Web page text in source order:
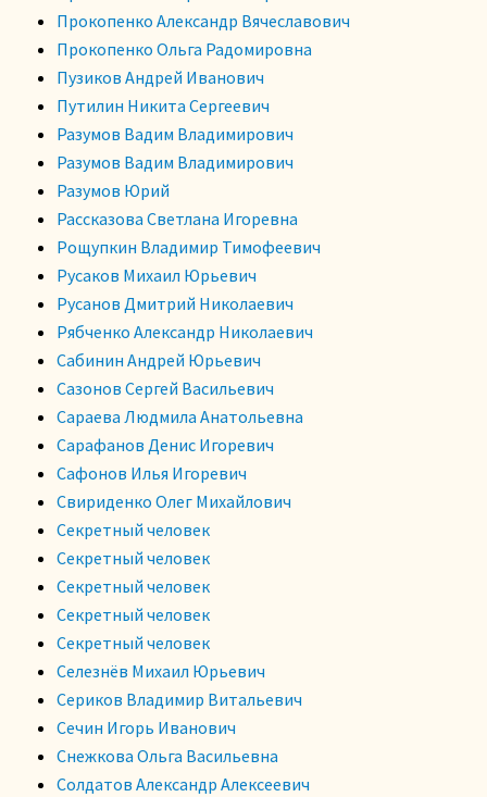
Прокопенко Александр Вячеславович
Прокопенко Ольга Радомировна
Пузиков Андрей Иванович
Путилин Никита Сергеевич
Разумов Вадим Владимирович
Разумов Вадим Владимирович
Разумов Юрий
Рассказова Светлана Игоревна
Рощупкин Владимир Тимофеевич
Русаков Михаил Юрьевич
Русанов Дмитрий Николаевич
Рябченко Александр Николаевич
Сабинин Андрей Юрьевич
Сазонов Сергей Васильевич
Сараева Людмила Анатольевна
Сарафанов Денис Игоревич
Сафонов Илья Игоревич
Свириденко Олег Михайлович
Секретный человек
Секретный человек
Секретный человек
Секретный человек
Секретный человек
Селезнёв Михаил Юрьевич
Сериков Владимир Витальевич
Сечин Игорь Иванович
Снежкова Ольга Васильевна
Солдатов Александр Алексеевич